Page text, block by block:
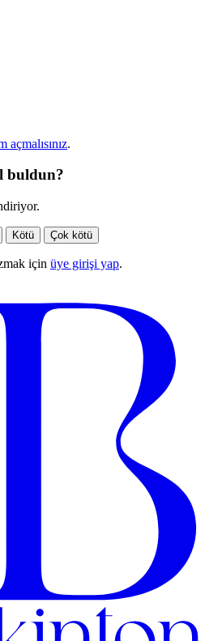
açmalısınız.
buldun?
Kötü Çok kötü
için üye girişi yap.